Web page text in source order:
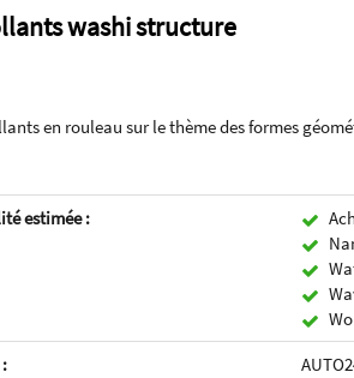
washi structure
en rouleau sur le thème des formes
estimée :